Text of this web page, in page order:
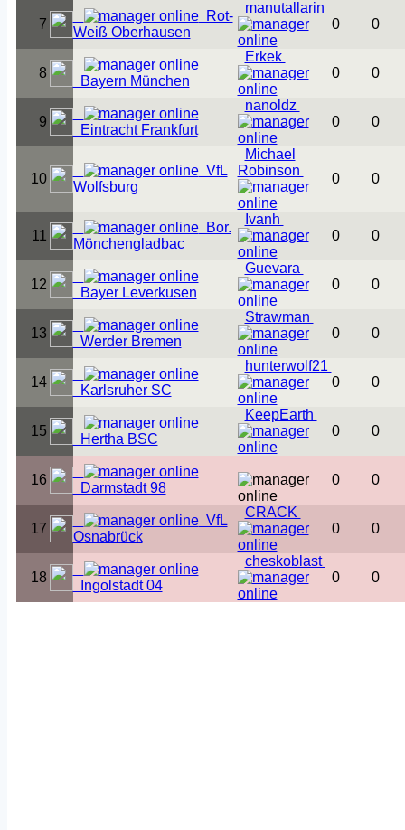
7
Rot-
Weiß Oberhausen
manutallarin
0
0
8
Bayern München
Erkek
0
0
9
Eintracht Frankfurt
nanoldz
0
0
10
VfL
Wolfsburg
Michael
Robinson
0 0
11
Bor.
Mönchengladbac
Ivanh
0
0
12
Bayer Leverkusen
Guevara
0
0
13
Werder Bremen
Strawman
0
0
14
Karlsruher SC
hunterwolf21
0
0
15
Hertha BSC
KeepEarth
0
0
16
Darmstadt 98
0 0
17
VfL
Osnabrück
CRACK
0
0
18
Ingolstadt 04
cheskoblast
0
0